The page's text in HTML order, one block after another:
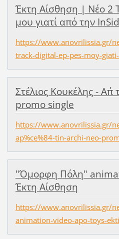
Έκτη Αίσθηση | Νέο 2
μου γιατί από την
https://www.anovrilissia.gr/
track-digital-ep-pes-moy-
Στέλιος Κουκέλης -
promo single
https://www.anovrilissia.gr/
ap%ce%84-tin-archi-neo-
"Όμορφη Πόλη"
Έκτη Αίσθηση
https://www.anovrilissia.gr/
animation-video-apo-toys-